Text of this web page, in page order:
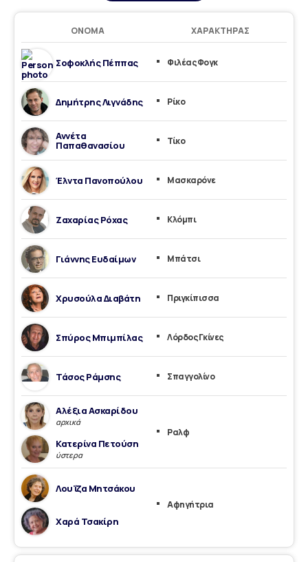
ΌΝΟΜΑ ΧΑΡΑΚΤΉΡΑΣ
Σοφοκλής Πέππας Φιλέας Φογκ
Δημήτρης Λιγνάδης Ρίκο
Αννέτα
Παπαθανασίου Τίκο
Έλντα Πανοπούλου Μασκαρόνε
Ζαχαρίας Ρόχας Κλόμπι
Γιάννης Ευδαίμων Μπάτσι
Χρυσούλα Διαβάτη Πριγκίπισσα
Σπύρος Μπιμπίλας Λόρδος Γκίνες
Τάσος Ράμσης Σπαγγολίνο
Αλέξια Ασκαρίδου
αρχικά
Κατερίνα Πετούση
ύστερα
Ραλφ
Λουΐζα Μητσάκου
Χαρά Τσακίρη
Αφηγήτρια